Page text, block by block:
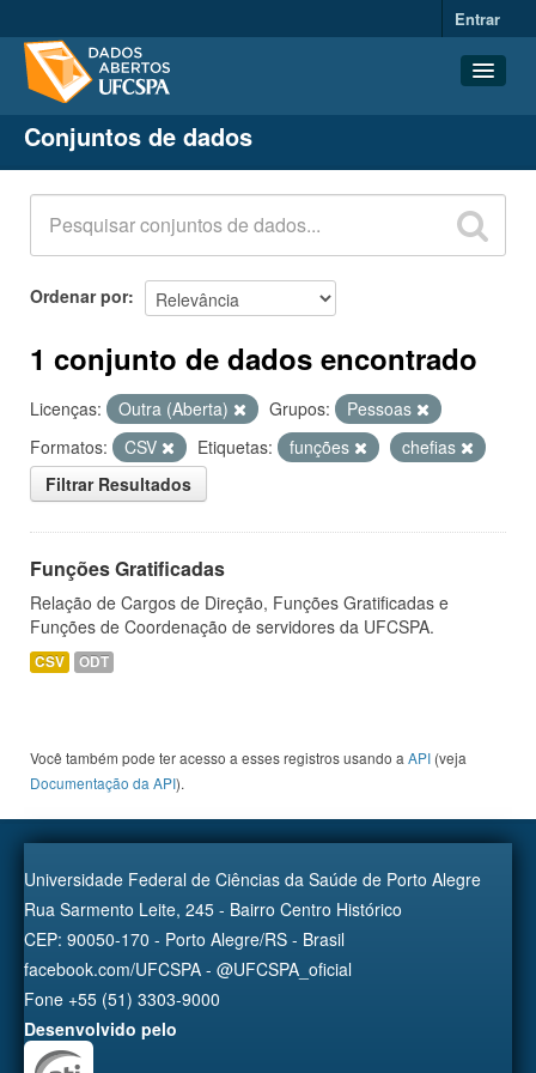
Entrar
Conjuntos de dados
Organizações
Grupos
Sobre
Conjuntos de dados
Ordenar por
1 conjunto de dados encontrado
Licenças: Outra (Aberta) Grupos:
Pessoas
Formatos:
CSV Etiquetas: funções
chefias
Filtrar Resultados
Funções Gratificadas
Relação de Cargos de Direção, Funções Gratificadas e
Funções de Coordenação de servidores da UFCSPA.
CSV ODT
Você também pode ter acesso a esses registros usando a API (veja
Documentação da API).
Universidade Federal de Ciências da Saúde de Porto Alegre
Rua Sarmento Leite, 245 - Bairro Centro Histórico
CEP: 90050-170 - Porto Alegre/RS - Brasil
facebook.com/UFCSPA - @UFCSPA_oficial
Fone +55 (51) 3303-9000
Desenvolvido pelo